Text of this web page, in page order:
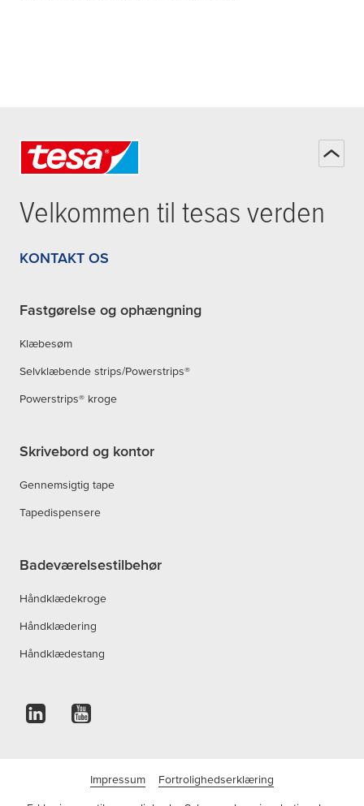
Velkommen til tesas verden
KONTAKT OS
Fastgørelse og ophængning
Klæbesøm
Selvklæbende strips/Powerstrips®
Powerstrips® kroge
Skrivebord og kontor
Gennemsigtig tape
Tapedispensere
Badeværelsestilbehør
Håndklædekroge
Håndklædering
Håndklædestang
Impressum Fortrolighedserklæring